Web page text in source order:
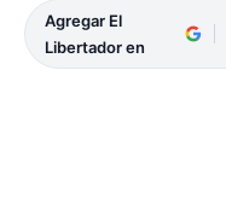
Agregar El
Libertador en